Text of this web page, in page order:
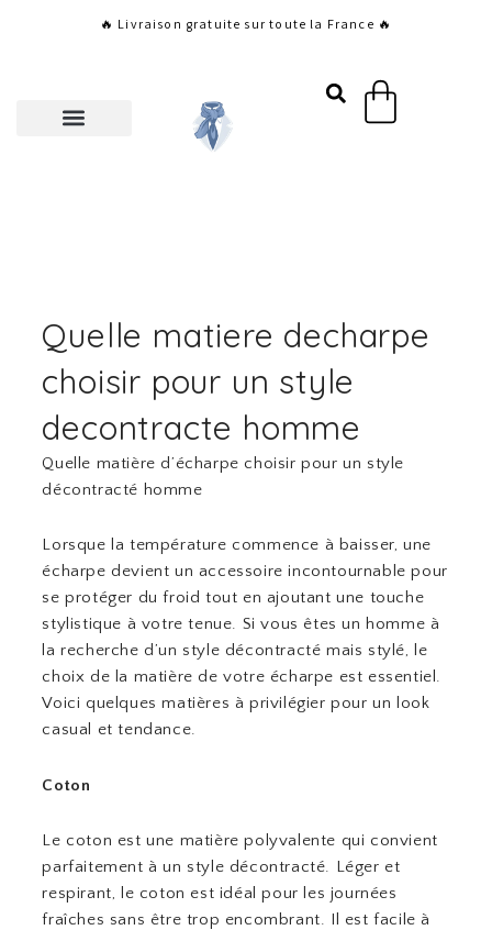
🔥 Livraison gratuite sur toute la France 🔥
Panier
Quelle matiere decharpe
choisir pour un style
decontracte homme
Quelle matière d’écharpe choisir pour un style
décontracté homme
Lorsque la température commence à baisser, une
écharpe devient un accessoire incontournable pour
se protéger du froid tout en ajoutant une touche
stylistique à votre tenue. Si vous êtes un homme à
la recherche d’un style décontracté mais stylé, le
choix de la matière de votre écharpe est essentiel.
Voici quelques matières à privilégier pour un look
casual et tendance.
Coton
Le coton est une matière polyvalente qui convient
parfaitement à un style décontracté. Léger et
respirant, le coton est idéal pour les journées
fraîches sans être trop encombrant. Il est facile à